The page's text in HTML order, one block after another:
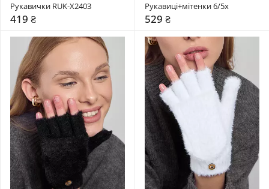
Рукавички RUK-X2403
419 ₴
Рукавиці+мітенки 6/5x
529 ₴